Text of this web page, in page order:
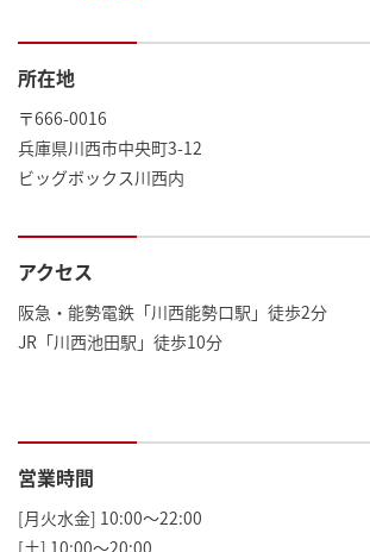
所在地
〒666-0016
兵庫県川西市中央町3-12
ビッグボックス川西内
アクセス
阪急・能勢電鉄「川西能勢口駅」徒歩2分
JR「川西池田駅」徒歩10分
営業時間
[月火水金] 10:00～22:00
[土] 10:00～20:00